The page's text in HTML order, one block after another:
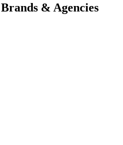
& Agencies